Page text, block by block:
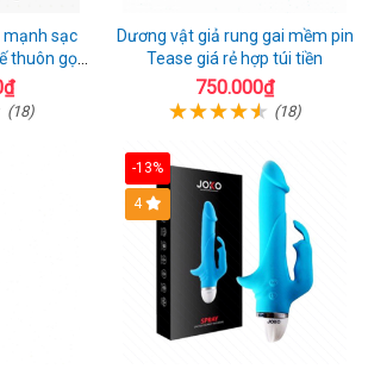
mạnh sạc
thuôn gọn
(18)
Dương vật giả rung gai mềm pin
Tease giá rẻ hợp túi tiền
750.000₫
(18)
-13%
4